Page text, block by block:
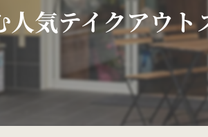
ラン
人気テイクアウト